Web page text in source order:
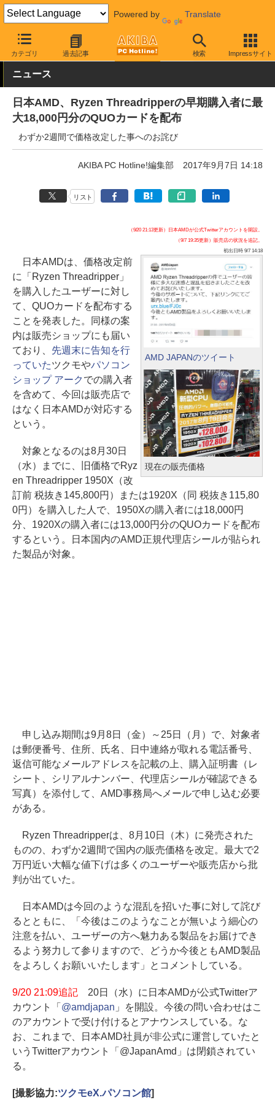
Powered by Translate
カテゴリ 過去記事 検索 Impressサイト
AKIBA PC Hotline! PCパーツ CPU
ニュース
日本AMD、Ryzen Threadripperの早期購入者に最
大18,000円分のQUOカードを配布
わずか2週間で価格改定した事へのお詫び
AKIBA PC Hotline!編集部 2017年9月7日 14:18
リスト
（9/20 21:13更新）日本AMDが公式Twitterアカウントを開設。
（9/7 19:35更新）販売店の状況を追記。
初出日時 9/7 14:18
AMD JAPANのツイート
現在の販売価格
日本AMDは、価格改定前
に「Ryzen Threadripper」
を購入したユーザーに対し
て、QUOカードを配布する
ことを発表した。同様の案
内は販売ショップにも届い
ており、 先週末に告知を行
っていたツクモやパソコン
ショップ アーク での購入者
を含めて、今回は販売店で
はなく日本AMDが対応する
という。
対象となるのは8月30日
（水）までに、旧価格でRyz
en Threadripper 1950X（改
訂前 税抜き145,800円）または1920X（同 税抜き115,80
0円）を購入した人で、1950Xの購入者には18,000円
分、1920Xの購入者には13,000円分のQUOカードを配布
するという。日本国内のAMD正規代理店シールが貼られ
た製品が対象。
申し込み期間は9月8日（金）～25日（月）で、対象者
は郵便番号、住所、氏名、日中連絡が取れる電話番号、
返信可能なメールアドレスを記載の上、購入証明書（レ
シート、シリアルナンバー、代理店シールが確認できる
写真）を添付して、AMD事務局へメールで申し込む必要
がある。
Ryzen Threadripperは、8月10日（木）に発売された
ものの、わずか2週間で国内の販売価格を改定。最大で2
万円近い大幅な値下げは多くのユーザーや販売店から批
判が出ていた。
日本AMDは今回のような混乱を招いた事に対して詫び
るとともに、「今後はこのようなことが無いよう細心の
注意を払い、ユーザーの方へ魅力ある製品をお届けでき
るよう努力して参りますので、どうか今後ともAMD製品
をよろしくお願いいたします」とコメントしている。
9/20 21:09追記20日（水）に日本AMDが公式Twitterア
カウント「 @amdjapan 」を開設。今後の問い合わせはこ
のアカウントで受け付けるとアナウンスしている。な
お、これまで、日本AMD社員が非公式に運営していたと
いうTwitterアカウント「@JapanAmd」は閉鎖されてい
る。
[撮影協力:ツクモeX.パソコン館]